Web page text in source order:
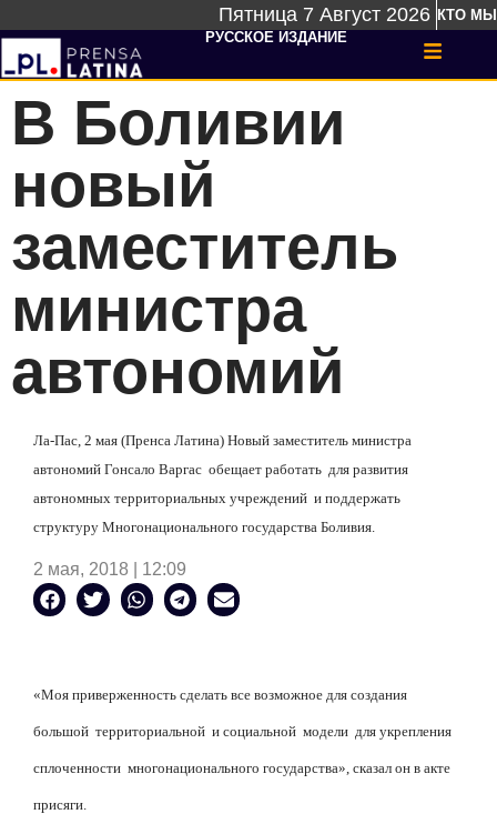
Пятница 7 Август 2026 КТО МЫ
РУССКОЕ ИЗДАНИЕ
В Боливии
новый
заместитель
министра
автономий
Ла-Пас, 2 мая (Пренса Латина) Новый заместитель министра
автономий Гонсало Варгас обещает работать для развития
автономных территориальных учреждений и поддержать
структуру Многонационального государства Боливия.
2 мая, 2018 | 12:09
«Моя приверженность сделать все возможное для создания
большой территориальной и социальной модели для укрепления
сплоченности многонационального государства», сказал он в акте
присяги.